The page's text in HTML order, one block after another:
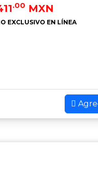
.00 MXN
EXCLUSIVO EN LÍNEA